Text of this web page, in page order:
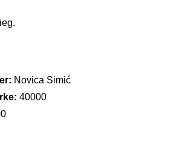
: Novica Simić
: 40000